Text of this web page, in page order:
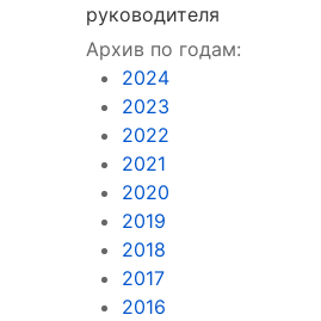
руководителя
Архив по годам:
2024
2023
2022
2021
2020
2019
2018
2017
2016